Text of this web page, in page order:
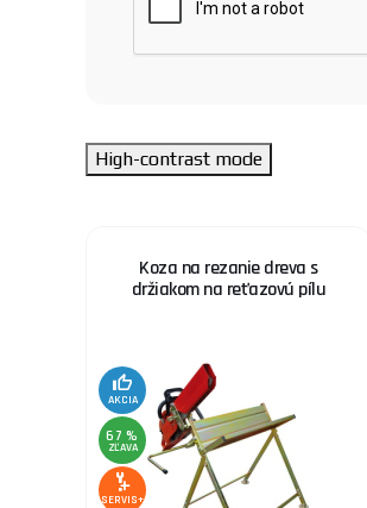
High-contrast mode
Koza na rezanie dreva s
držiakom na reťazovú pílu
AKCIA
67 %
ZĽAVA
SERVIS+